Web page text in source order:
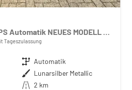
Vision 1.6 T-GDi 150PS Automatik NEUES MODELL MY26 FACELIFT Sitzheizung Lenkradheizung Klimaautomatik Navi Bluetooth Touchscreen Apple CarPlay Android Auto PDC v+h 17"LM Rückf.Kamera ACC 2x Keyless
Tageszulassung
Getriebe Automatik
Außenfarbe Lunarsilber Metallic
Kilometerstand 2 km